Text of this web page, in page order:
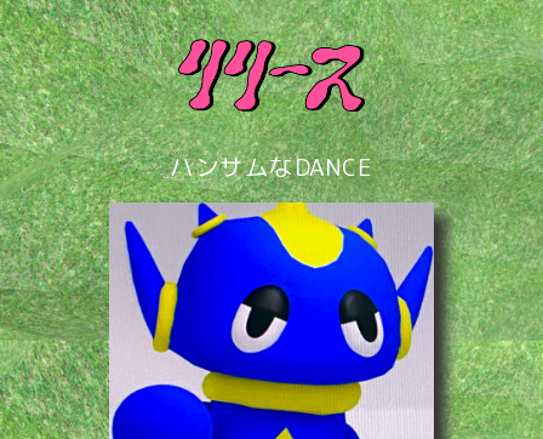
ハンサムなDANCE